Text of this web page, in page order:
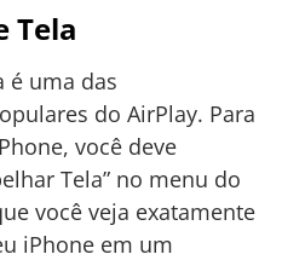
Tela
é uma das
do AirPlay. Para
você deve
Tela” no menu do
você veja exatamente
iPhone em um